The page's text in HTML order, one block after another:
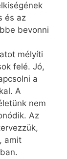
és az
bevonni
mélyíti
felé. Jó,
a
A
nem
Az
amit